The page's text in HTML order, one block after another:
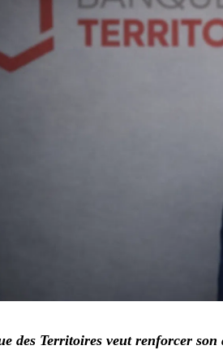
des Territoires veut renforcer